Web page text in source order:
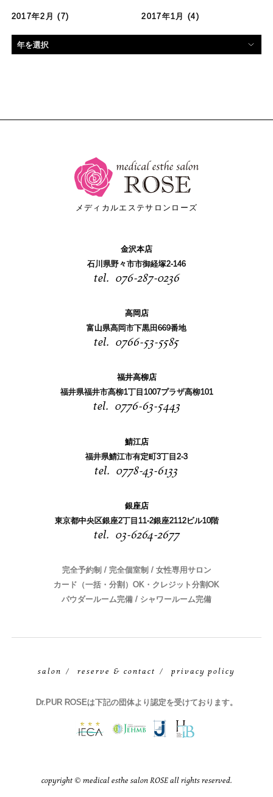
2017年2月 (7) 2017年1月 (4)
メディカルエステサロンローズ
金沢本店
石川県野々市市御経塚2-146
076-287-0236
高岡店
富山県高岡市下黒田669番地
0766-53-5585
福井高柳店
福井県福井市高柳1丁目1007プラザ高柳101
0776-63-5443
鯖江店
福井県鯖江市有定町3丁目2-3
0778-43-6133
銀座店
東京都中央区銀座2丁目11-2銀座2112ビル10階
03-6264-2677
完全予約制 / 完全個室制 / 女性専用サロン
カード（一括・分割）OK・クレジット分割OK
パウダールーム完備 / シャワールーム完備
salon reserve & contact privacy policy
Dr.PUR ROSEは下記の団体より認定を受けております。
copyright © medical esthe salon ROSE all rights reserved.